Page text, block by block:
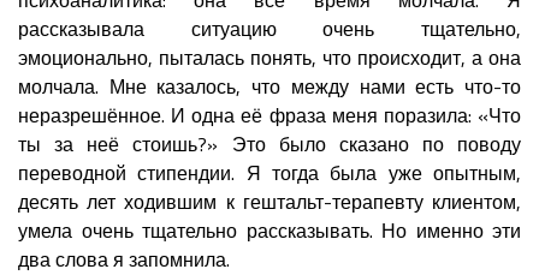
рассказывала ситуацию очень тщательно,
эмоционально, пыталась понять, что происходит, а она
молчала. Мне казалось, что между нами есть что-то
неразрешённое. И одна её фраза меня поразила: «Что
ты за неё стоишь?» Это было сказано по поводу
переводной стипендии. Я тогда была уже опытным,
десять лет ходившим к гештальт-терапевту клиентом,
умела очень тщательно рассказывать. Но именно эти
два слова я запомнила.